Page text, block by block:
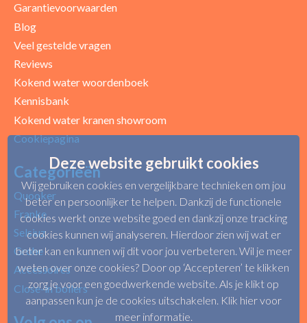
Uw beoordeling
Garantievoorwaarden
Blog
Veel gestelde vragen
Reviews
Kokend water woordenboek
Kennisbank
Kokend water kranen showroom
Cookiepagina
Categorieën
Quooker
Franke
Selsiuz
Grohe
Accessoires
Close-in boilers
Deze website gebruikt cookies
Wij gebruiken cookies en vergelijkbare technieken om jou
beter en persoonlijker te helpen. Dankzij de functionele
cookies werkt onze website goed en dankzij onze tracking
cookies kunnen wij analyseren. Hierdoor zien wij wat er
beter kan en kunnen wij dit voor jou verbeteren. Wil je meer
weten over onze cookies? Door op ‘Accepteren’ te klikken
zorg je voor een goedwerkende website. Als je klikt op
aanpassen kun je de cookies uitschakelen. Klik hier voor
meer informatie.